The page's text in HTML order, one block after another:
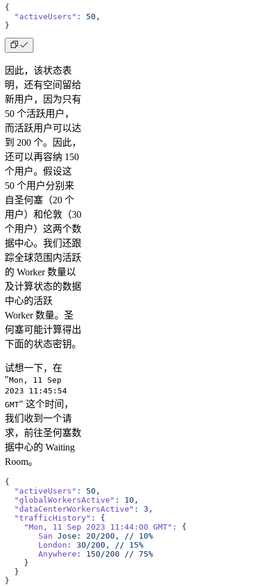
{
  "activeUsers"
:
50,
}
因此，该状态表
明，还有空间留给
新用户，因为只有
50 个活跃用户，
而活跃用户可以达
到 200 个。因此，
还可以再容纳 150
个用户。假设这
50 个用户分别来
自圣何塞（20 个
用户）和伦敦（30
个用户）这两个数
据中心。我们还跟
踪全球范围内活跃
的 Worker 数量以
及计算状态的数据
中心的活跃
Worker 数量。圣
何塞可能计算得出
下面的状态密钥。
试想一下，在
"Mon, 11 Sep
2023 11:45:54
GMT" 这个时间，
我们收到一个请
求，前往圣何塞数
据中心的 Waiting
Room。
{
  "activeUsers"
:
50,
  "globalWorkersActive"
:
10,
  "dataCenterWorkersActive"
:
3,
  "trafficHistory"
:
{
    "Mon, 11 Sep 2023 11:44:00 GMT"
:
{
       San
Jose: 20/200, // 10%
       London:
30/200, // 15%
       Anywhere:
150/200 // 75%
    }
  }
}